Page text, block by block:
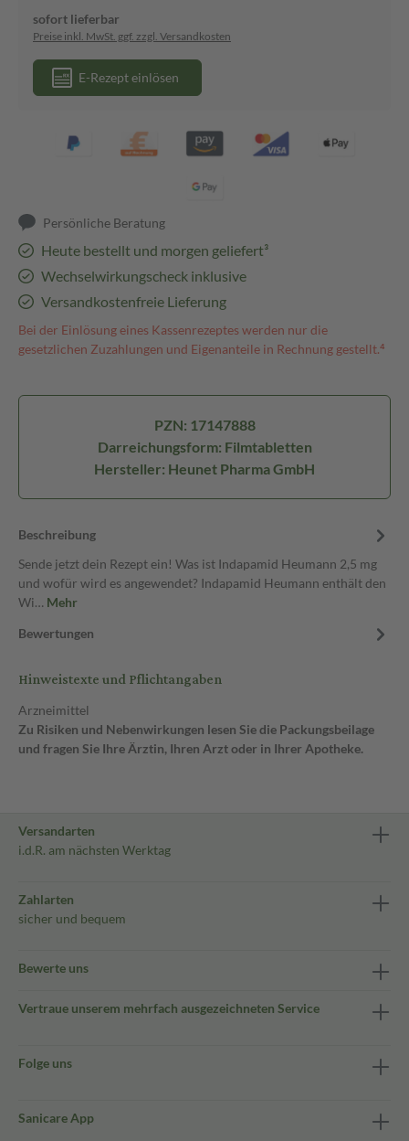
sofort lieferbar
Preise inkl. MwSt. ggf. zzgl. Versandkosten
E-Rezept einlösen
Persönliche Beratung
Heute bestellt und morgen geliefert³
Wechselwirkungscheck inklusive
Versandkostenfreie Lieferung
Bei der Einlösung eines Kassenrezeptes werden nur die
gesetzlichen Zuzahlungen und Eigenanteile in Rechnung gestellt.⁴
PZN: 17147888
Darreichungsform: Filmtabletten
Hersteller: Heunet Pharma GmbH
Beschreibung
Sende jetzt dein Rezept ein! Was ist Indapamid Heumann 2,5 mg
und wofür wird es angewendet? Indapamid Heumann enthält den
Wi… Mehr
Bewertungen
Hinweistexte und Pflichtangaben
Arzneimittel
Zu Risiken und Nebenwirkungen lesen Sie die Packungsbeilage
und fragen Sie Ihre Ärztin, Ihren Arzt oder in Ihrer Apotheke.
Versandarten
i.d.R. am nächsten Werktag
Zahlarten
sicher und bequem
Bewerte uns
Vertraue unserem mehrfach ausgezeichneten Service
Folge uns
Sanicare App